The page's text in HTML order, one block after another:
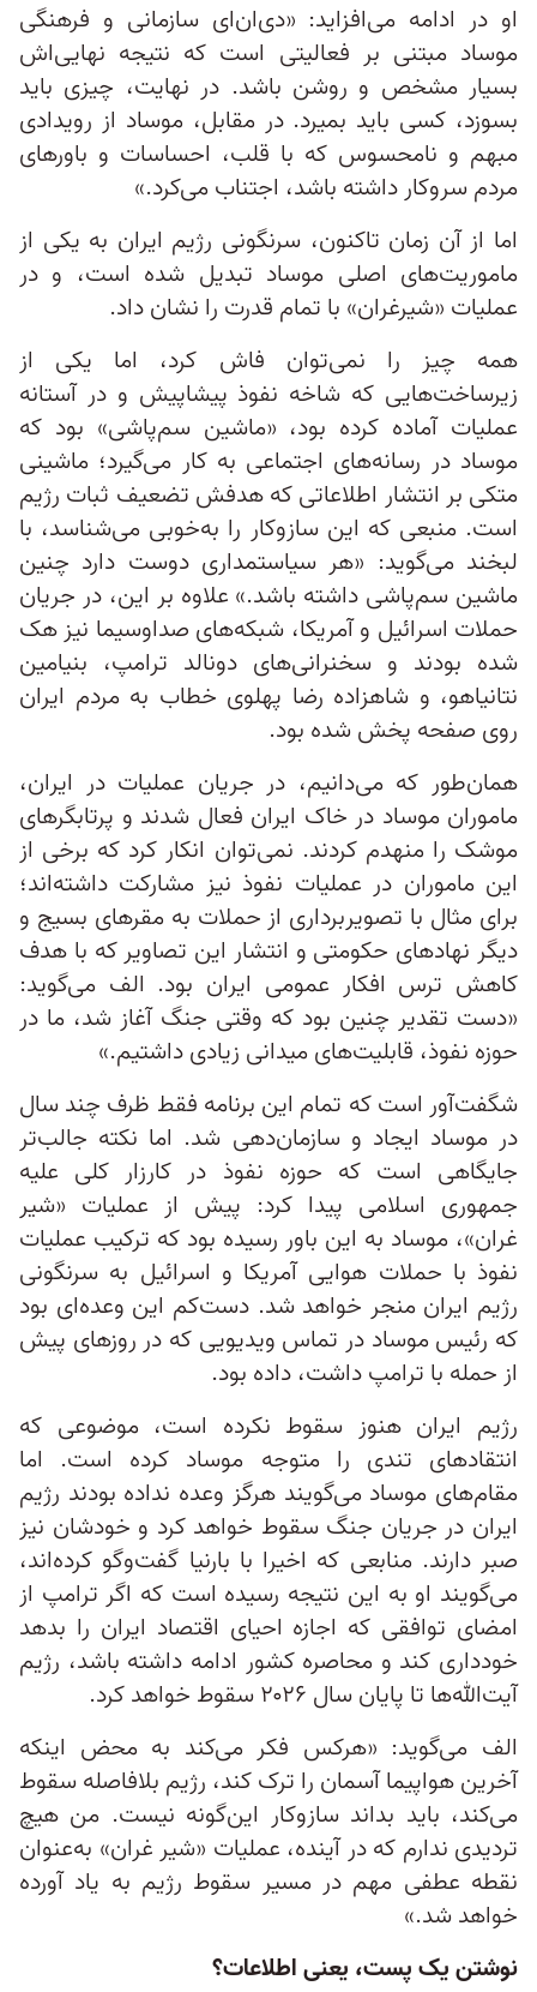
او در ادامه می‌افزاید: «دی‌ان‌ای سازمانی و فرهنگی
موساد مبتنی بر فعالیتی است که نتیجه نهایی‌اش
بسیار مشخص و روشن باشد. در نهایت، چیزی باید
بسوزد، کسی باید بمیرد. در مقابل، موساد از رویدادی
مبهم و نامحسوس که با قلب‌، احساسات و باورهای
مردم سروکار داشته باشد، اجتناب می‌کرد.»
اما از آن زمان تاکنون، سرنگونی رژیم ایران به یکی از
ماموریت‌های اصلی موساد تبدیل شده است، و در
عملیات «شیرغران» با تمام قدرت را نشان داد.
همه چیز را نمی‌توان فاش کرد، اما یکی از
زیرساخت‌هایی که شاخه نفوذ پیشاپیش و در آستانه
عملیات آماده کرده بود، «ماشین سم‌پاشی» بود که
موساد در رسانه‌های اجتماعی به کار می‌گیرد؛ ماشینی
متکی بر انتشار اطلاعاتی که هدفش تضعیف ثبات رژیم
است. منبعی که این سازوکار را به‌خوبی می‌شناسد، با
لبخند می‌گوید: «هر سیاستمداری دوست دارد چنین
ماشین سم‌پاشی داشته باشد.» علاوه بر این، در جریان
حملات اسرائیل و آمریکا، شبکه‌های صداوسیما نیز هک
شده بودند و سخنرانی‌های دونالد ترامپ، بنیامین
نتانیاهو، و شاهزاده رضا پهلوی خطاب به مردم ایران
روی صفحه پخش شده بود.
همان‌طور که می‌دانیم، در جریان عملیات‌ در ایران،
ماموران موساد در خاک ایران فعال شدند و پرتابگرهای
موشک را منهدم کردند. نمی‌توان انکار کرد که برخی از
این ماموران در عملیات نفوذ نیز مشارکت داشته‌اند؛
برای مثال با تصویربرداری از حملات به مقرهای بسیج و
دیگر نهادهای حکومتی و انتشار این تصاویر که با هدف
کاهش ترس افکار عمومی ایران بود. الف می‌گوید:
«دست تقدیر چنین بود که وقتی جنگ آغاز شد، ما در
حوزه نفوذ، قابلیت‌های میدانی زیادی داشتیم.»
شگفت‌آور است که تمام این برنامه فقط ظرف چند سال
در موساد ایجاد و سازمان‌دهی شد. اما نکته‌ جالب‌تر
جایگاهی است که حوزه نفوذ در کارزار کلی علیه
جمهوری اسلامی پیدا کرد: پیش از عملیات «شیر
غران»، موساد به این باور رسیده بود که ترکیب عملیات
نفوذ با حملات هوایی آمریکا و اسرائیل به سرنگونی
رژیم ایران منجر خواهد شد. دست‌کم این وعده‌ای بود
که رئیس موساد در تماس ویدیویی‌ که در روزهای پیش
از حمله با ترامپ داشت، داده بود.
رژیم ایران هنوز سقوط نکرده است، موضوعی که
انتقادهای تندی را متوجه موساد کرده است. اما
مقام‌های موساد می‌گویند هرگز وعده نداده بودند رژیم
ایران در جریان جنگ سقوط خواهد کرد و خودشان نیز
صبر دارند. منابعی که اخیرا با بارنیا گفت‌وگو کرده‌اند،
می‌گویند او به این نتیجه رسیده است که اگر ترامپ از
امضای توافقی که اجازه احیای اقتصاد ایران را بدهد
خودداری کند و محاصره کشور ادامه داشته باشد، رژیم
آیت‌الله‌ها تا پایان سال ۲۰۲۶ سقوط خواهد کرد.
الف می‌گوید: «هرکس فکر می‌کند به محض اینکه
آخرین هواپیما آسمان را ترک کند، رژیم بلافاصله سقوط
می‌کند، باید بداند سازوکار این‌گونه نیست. من هیچ
تردیدی ندارم که در آینده، عملیات «شیر غران» به‌عنوان
نقطه عطفی مهم در مسیر سقوط رژیم به یاد آورده
خواهد شد.»
نوشتن یک پست، یعنی اطلاعات؟